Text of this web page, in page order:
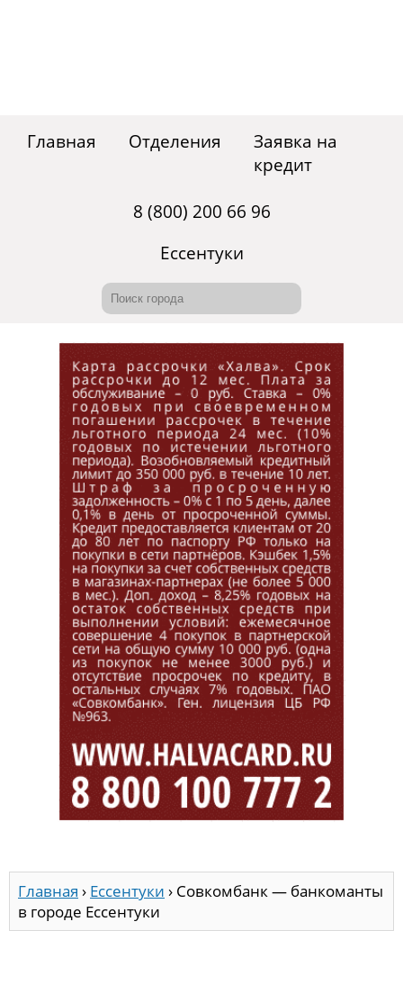
Главная Отделения
Заявка на
кредит
8 (800) 200 66 96
Ессентуки
Главная › Ессентуки › Совкомбанк — банкоманты
в городе Ессентуки